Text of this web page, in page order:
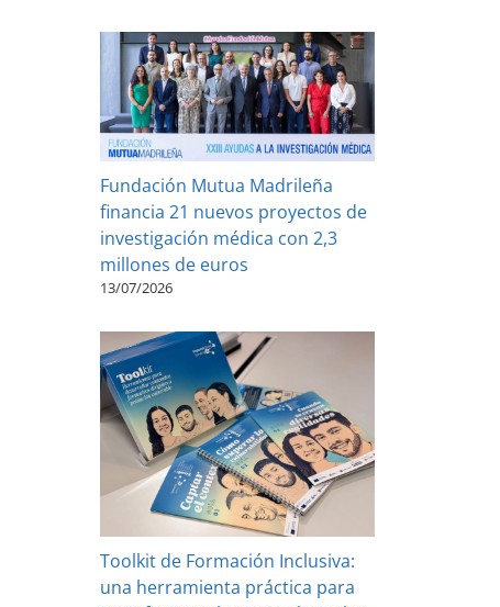
Fundación Mutua Madrileña
financia 21 nuevos proyectos de
investigación médica con 2,3
millones de euros
13/07/2026
Toolkit de Formación Inclusiva:
una herramienta práctica para